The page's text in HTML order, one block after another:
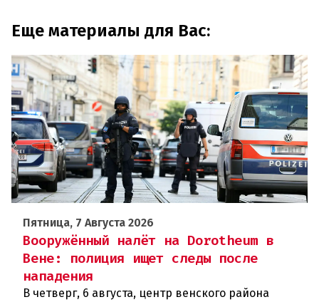
Еще материалы для Вас:
Пятница, 7 Августа 2026
Вооружённый налёт на Dorotheum в
Вене: полиция ищет следы после
нападения
В четверг, 6 августа, центр венского района